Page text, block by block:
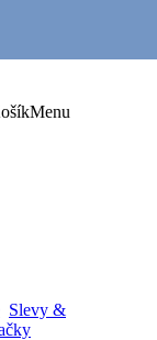
Menu
Slevy &